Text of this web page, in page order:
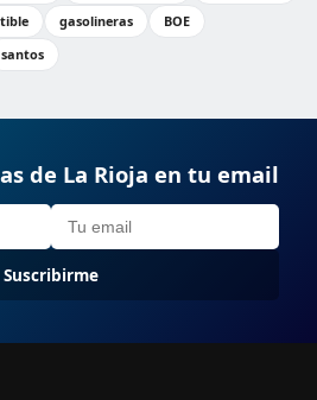
gasolineras
BOE
santos
de La Rioja en tu email
Suscribirme